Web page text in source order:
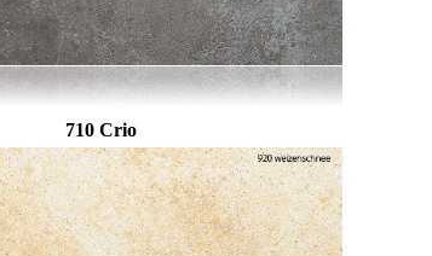
710 Crio